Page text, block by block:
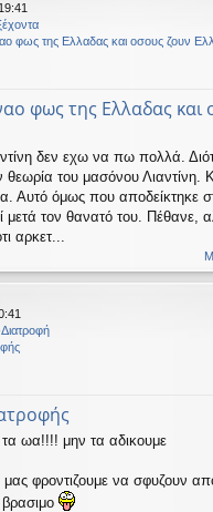
φως της Ελλαδας και οσους ζουν
φως της Ελλαδας και
δεν εχω να πω πολλά.
του μασόνου Λιαντίνη.
Αυτό όμως που αποδείκτηκε
μετά τον θανατό του. Πέθανε,
αρκετ...
τα ωα!!!! μην τα αδικουμε
φροντιζουμε να σφυζουν